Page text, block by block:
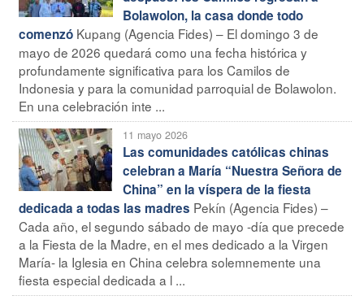
Bolawolon, la casa donde todo
comenzó Kupang (Agencia Fides) – El domingo 3 de
mayo de 2026 quedará como una fecha histórica y
profundamente significativa para los Camilos de
Indonesia y para la comunidad parroquial de Bolawolon.
En una celebración inte ...
11 mayo 2026
Las comunidades católicas chinas
celebran a María “Nuestra Señora de
China” en la víspera de la fiesta
dedicada a todas las madres Pekín (Agencia Fides) –
Cada año, el segundo sábado de mayo -día que precede
a la Fiesta de la Madre, en el mes dedicado a la Virgen
María- la Iglesia en China celebra solemnemente una
fiesta especial dedicada a l ...